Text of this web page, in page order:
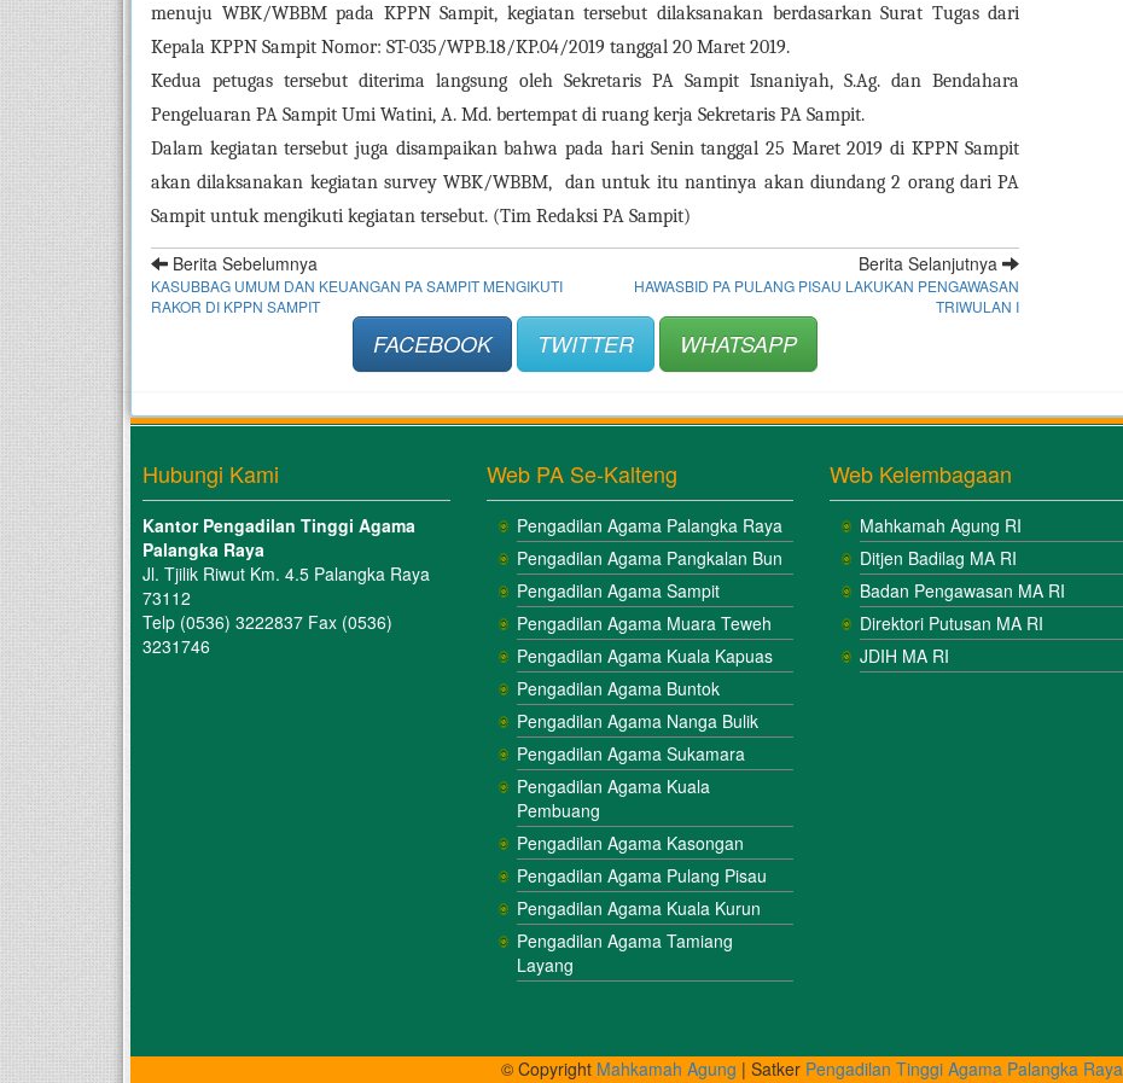
menuju WBK/WBBM pada KPPN Sampit, kegiatan tersebut dilaksanakan berdasarkan Surat Tugas dari
Kepala KPPN Sampit Nomor: ST-035/WPB.18/KP.04/2019 tanggal 20 Maret 2019.
Kedua petugas tersebut diterima langsung oleh Sekretaris PA Sampit Isnaniyah, S.Ag. dan Bendahara
Pengeluaran PA Sampit Umi Watini, A. Md. bertempat di ruang kerja Sekretaris PA Sampit.
Dalam kegiatan tersebut juga disampaikan bahwa pada hari Senin tanggal 25 Maret 2019 di KPPN Sampit
akan dilaksanakan kegiatan survey WBK/WBBM,  dan untuk itu nantinya akan diundang 2 orang dari PA
Sampit untuk mengikuti kegiatan tersebut. (Tim Redaksi PA Sampit)
Berita Sebelumnya
KASUBBAG UMUM DAN KEUANGAN PA SAMPIT MENGIKUTI
RAKOR DI KPPN SAMPIT
Berita Selanjutnya
HAWASBID PA PULANG PISAU LAKUKAN PENGAWASAN
TRIWULAN I
FACEBOOK TWITTER WHATSAPP
Hubungi Kami
Kantor Pengadilan Tinggi Agama
Palangka Raya
Jl. Tjilik Riwut Km. 4.5 Palangka Raya
73112
Telp (0536) 3222837 Fax (0536)
3231746
Web PA Se-Kalteng
Pengadilan Agama Palangka Raya
Pengadilan Agama Pangkalan Bun
Pengadilan Agama Sampit
Pengadilan Agama Muara Teweh
Pengadilan Agama Kuala Kapuas
Pengadilan Agama Buntok
Pengadilan Agama Nanga Bulik
Pengadilan Agama Sukamara
Pengadilan Agama Kuala
Pembuang
Pengadilan Agama Kasongan
Pengadilan Agama Pulang Pisau
Pengadilan Agama Kuala Kurun
Pengadilan Agama Tamiang
Layang
Web Kelembagaan
Mahkamah Agung RI
Ditjen Badilag MA RI
Badan Pengawasan MA RI
Direktori Putusan MA RI
JDIH MA RI
© Copyright Mahkamah Agung | Satker Pengadilan Tinggi Agama Palangka Raya